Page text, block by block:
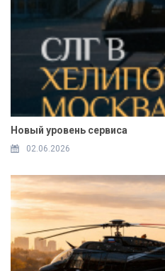
Новый уровень сервиса
02.06.2026